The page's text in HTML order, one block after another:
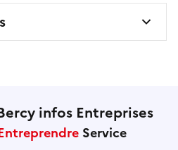
infos Entreprises
Service